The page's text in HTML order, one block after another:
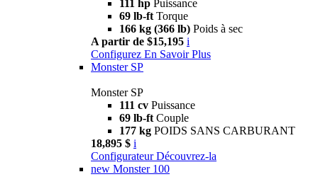
111 hp Puissance
69 lb-ft Torque
166 kg (366 lb) Poids à sec
A partir de $15,195 i
Configurez En Savoir Plus
Monster SP
Monster SP
111 cv Puissance
69 lb-ft Couple
177 kg POIDS SANS CARBURANT
18,895 $ i
Configurateur Découvrez-la
new Monster 100